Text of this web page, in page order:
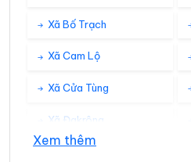
Xã Bố Trạch
Xã Cam Lộ
Xã Cửa Tùng
Xã Đakrông
Xem thêm